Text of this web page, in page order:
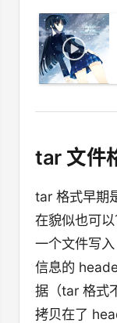
tar 文件
tar 格式早期
在貌似也可
一个文件写
信息的
据（tar 格式
拷贝在了